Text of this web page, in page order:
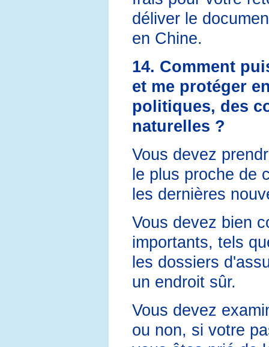
déliver le
en Chine.
14. Comment
et me protéger
politiques, des
naturelles ?
Vous devez
le plus proche de
les dernières
Vous devez bien
importants, tels
les dossiers
un endroit sûr.
Vous devez
ou non, si votre